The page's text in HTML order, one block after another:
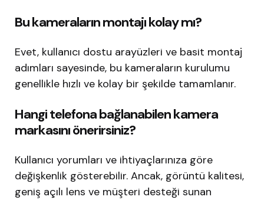
Bu kameraların montajı kolay mı?
Evet, kullanıcı dostu arayüzleri ve basit montaj
adımları sayesinde, bu kameraların kurulumu
genellikle hızlı ve kolay bir şekilde tamamlanır.
Hangi telefona bağlanabilen kamera
markasını önerirsiniz?
Kullanıcı yorumları ve ihtiyaçlarınıza göre
değişkenlik gösterebilir. Ancak, görüntü kalitesi,
geniş açılı lens ve müşteri desteği sunan